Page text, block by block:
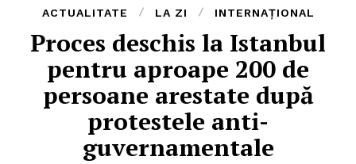
ACTUALITATE LA ZI INTERNAȚIONAL
Proces deschis la Istanbul
pentru aproape 200 de
persoane arestate după
protestele anti-
guvernamentale